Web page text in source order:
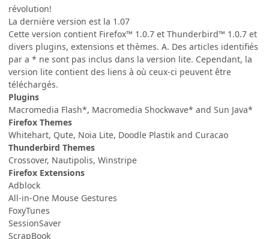
révolution!
La dernière version est la 1.07
Cette version contient Firefox™ 1.0.7 et Thunderbird™ 1.0.7 et
divers plugins, extensions et thèmes. A. Des articles identifiés
par a * ne sont pas inclus dans la version lite. Cependant, la
version lite contient des liens à où ceux-ci peuvent être
téléchargés.
Plugins
Macromedia Flash*, Macromedia Shockwave* and Sun Java*
Firefox Themes
Whitehart, Qute, Noia Lite, Doodle Plastik and Curacao
Thunderbird Themes
Crossover, Nautipolis, Winstripe
Firefox Extensions
Adblock
All-in-One Mouse Gestures
FoxyTunes
SessionSaver
ScrapBook